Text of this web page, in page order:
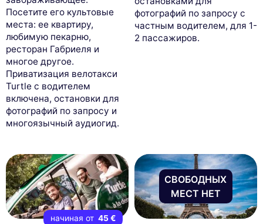
Посетите его культовые
места: ее квартиру,
любимую пекарню,
ресторан Габриеля и
многое другое.
Приватизация велотакси
Turtle с водителем
включена, остановки для
фотографий по запросу и
многоязычный аудиогид.
фотографий по запросу с
частным водителем, для 1-
2 пассажиров.
начиная от 45 €
СВОБОДНЫХ
МЕСТ НЕТ